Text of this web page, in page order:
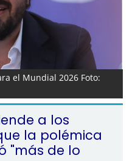
el Mundial 2026 Foto:
a los
la polémica
"más de lo